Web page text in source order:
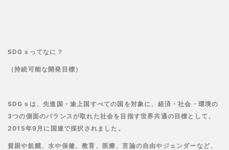
SDG ｓってなに？
（持続可能な開発目標）
SDG ｓは、先進国・途上国すべての国を対象に、 経済・社会・環境の
3つの側面のバランスが取れた社会を目指す世界共通の目標として、
2015年9月に国連で採択されました。
貧困や飢餓、水や保健、教育、医療、言論の自由やジェンダーなど、